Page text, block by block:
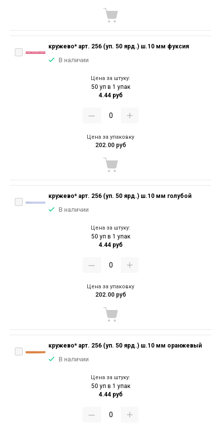
кружево* арт. 256 (уп. 50 ярд.) ш.10 мм фуксия
В наличии
Цена за штуку:
50 уп в 1 упак
4.44 руб
Цена за упаковку
202.00 руб
кружево* арт. 256 (уп. 50 ярд.) ш.10 мм голубой
В наличии
Цена за штуку:
50 уп в 1 упак
4.44 руб
Цена за упаковку
202.00 руб
кружево* арт. 256 (уп. 50 ярд.) ш.10 мм оранжевый
В наличии
Цена за штуку:
50 уп в 1 упак
4.44 руб